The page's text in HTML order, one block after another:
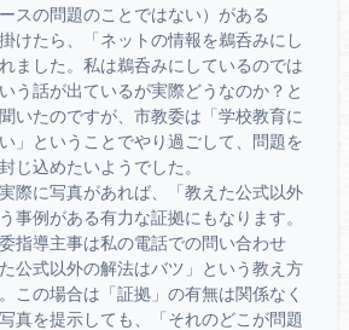
スの問題のことではない）がある
けたら、「ネットの情報を鵜呑みにし
ました。私は鵜呑みにしているのでは
う話が出ているが実際どうなのか？と
いたのですが、市教委は「学校教育に
」ということでやり過ごして、問題を
じ込めたいようでした。
際に写真があれば、「教えた公式以外
事例がある有力な証拠にもなります。
指導主事は私の電話での問い合わせ
公式以外の解法はバツ」という教え方
この場合は「証拠」の有無は関係なく
真を提示しても、「それのどこが問題